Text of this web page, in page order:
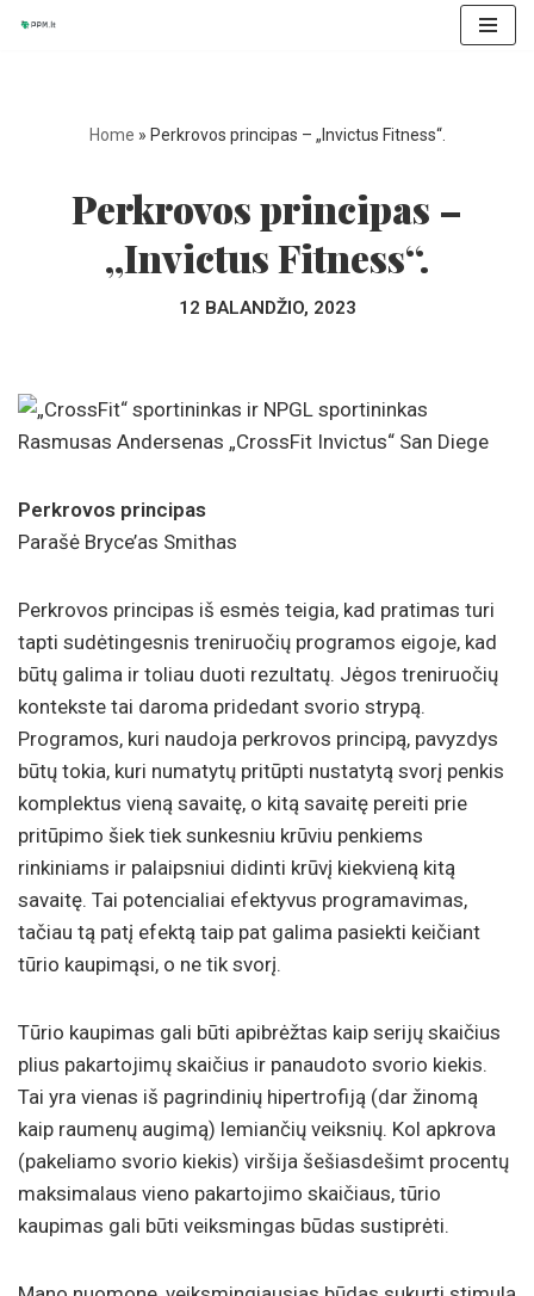
Home » Perkrovos principas – „Invictus Fitness“.
Perkrovos principas –
„Invictus Fitness“.
12 BALANDŽIO, 2023
Perkrovos principas
Parašė Bryce’as Smithas
Perkrovos principas iš esmės teigia, kad pratimas turi
tapti sudėtingesnis treniruočių programos eigoje, kad
būtų galima ir toliau duoti rezultatų. Jėgos treniruočių
kontekste tai daroma pridedant svorio strypą.
Programos, kuri naudoja perkrovos principą, pavyzdys
būtų tokia, kuri numatytų pritūpti nustatytą svorį penkis
komplektus vieną savaitę, o kitą savaitę pereiti prie
pritūpimo šiek tiek sunkesniu krūviu penkiems
rinkiniams ir palaipsniui didinti krūvį kiekvieną kitą
savaitę. Tai potencialiai efektyvus programavimas,
tačiau tą patį efektą taip pat galima pasiekti keičiant
tūrio kaupimąsi, o ne tik svorį.
Tūrio kaupimas gali būti apibrėžtas kaip serijų skaičius
plius pakartojimų skaičius ir panaudoto svorio kiekis.
Tai yra vienas iš pagrindinių hipertrofiją (dar žinomą
kaip raumenų augimą) lemiančių veiksnių. Kol apkrova
(pakeliamo svorio kiekis) viršija šešiasdešimt procentų
maksimalaus vieno pakartojimo skaičiaus, tūrio
kaupimas gali būti veiksmingas būdas sustiprėti.